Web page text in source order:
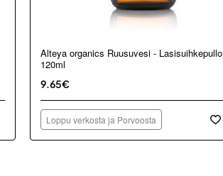
Loppu verkosta ja Porvoosta
Alteya organics Ruusuvesi - Lasisuihkepullo
120ml
9.65€
Loppu verkosta ja Porvoosta